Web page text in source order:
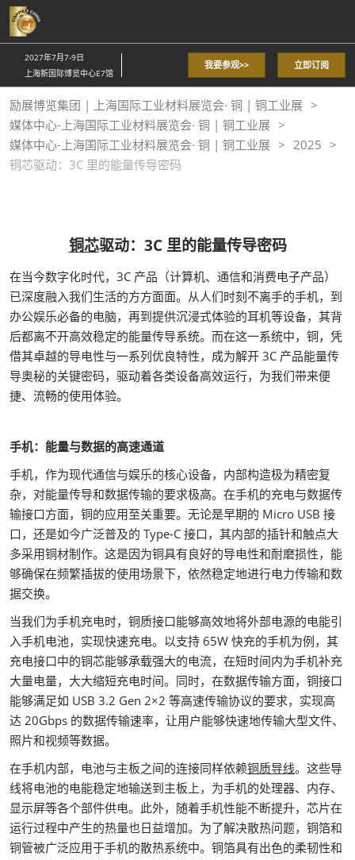
直
接
跳
至
内
容
2027年7月7-9日
上海新国际博览中心E7馆
我要参观>> 立即订阅
励展博览集团 | 上海国际工业材料展览会· 铜 | 铜工业展
媒体中心-上海国际工业材料展览会· 铜 | 铜工业展
媒体中心-上海国际工业材料展览会· 铜 | 铜工业展
2025
铜芯驱动：3C 里的能量传导密码
铜芯驱动：3C 里的能量传导密码
在当今数字化时代，3C 产品（计算机、通信和消费电子产品）
已深度融入我们生活的方方面面。从人们时刻不离手的手机，到
办公娱乐必备的电脑，再到提供沉浸式体验的耳机等设备，其背
后都离不开高效稳定的能量传导系统。而在这一系统中，铜，凭
借其卓越的导电性与一系列优良特性，成为解开 3C 产品能量传
导奥秘的关键密码，驱动着各类设备高效运行，为我们带来便
捷、流畅的使用体验。
手机：能量与数据的高速通道
手机，作为现代通信与娱乐的核心设备，内部构造极为精密复
杂，对能量传导和数据传输的要求极高。在手机的充电与数据传
输接口方面，铜的应用至关重要。无论是早期的 Micro USB 接
口，还是如今广泛普及的 Type-C 接口，其内部的插针和触点大
多采用铜材制作。这是因为铜具有良好的导电性和耐磨损性，能
够确保在频繁插拔的使用场景下，依然稳定地进行电力传输和数
据交换。
当我们为手机充电时，铜质接口能够高效地将外部电源的电能引
入手机电池，实现快速充电。以支持 65W 快充的手机为例，其
充电接口中的铜芯能够承载强大的电流，在短时间内为手机补充
大量电量，大大缩短充电时间。同时，在数据传输方面，铜接口
能够满足如 USB 3.2 Gen 2×2 等高速传输协议的要求，实现高
达 20Gbps 的数据传输速率，让用户能够快速地传输大型文件、
照片和视频等数据。
在手机内部，电池与主板之间的连接同样依赖铜质导线。这些导
线将电池的电能稳定地输送到主板上，为手机的处理器、内存、
显示屏等各个部件供电。此外，随着手机性能不断提升，芯片在
运行过程中产生的热量也日益增加。为了解决散热问题，铜箔和
铜管被广泛应用于手机的散热系统中。铜箔具有出色的柔韧性和